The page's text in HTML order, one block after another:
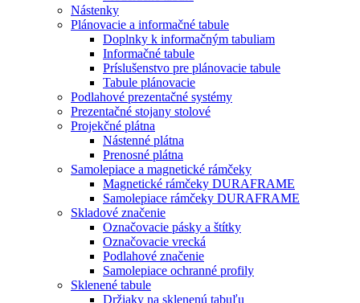
Nástenky
Plánovacie a informačné tabule
Doplnky k informačným tabuliam
Informačné tabule
Príslušenstvo pre plánovacie tabule
Tabule plánovacie
Podlahové prezentačné systémy
Prezentačné stojany stolové
Projekčné plátna
Nástenné plátna
Prenosné plátna
Samolepiace a magnetické rámčeky
Magnetické rámčeky DURAFRAME
Samolepiace rámčeky DURAFRAME
Skladové značenie
Označovacie pásky a štítky
Označovacie vrecká
Podlahové značenie
Samolepiace ochranné profily
Sklenené tabule
Držiaky na sklenenú tabuľu